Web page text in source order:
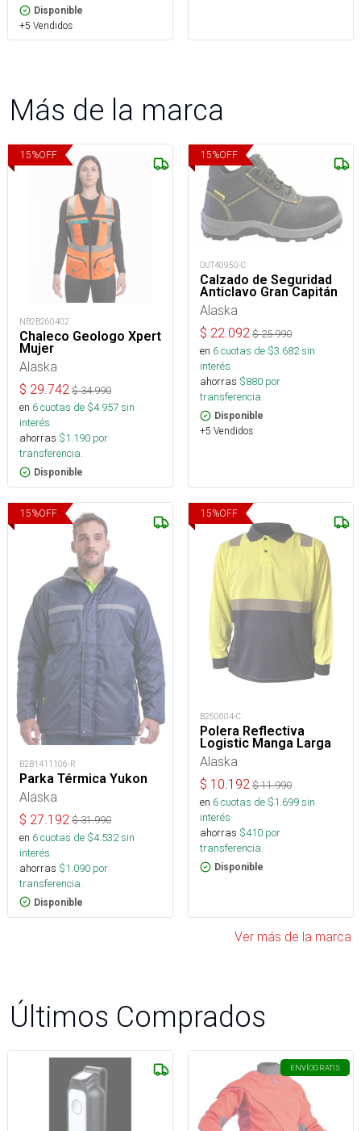
Disponible
+5 Vendidos
Más de la marca
15%OFF
NB2B260402
Chaleco Geologo Xpert
Mujer
Alaska
$ 29.742 $34.990
en 6cuotas de $4.957sin
interés
ahorras $1.190 por
transferencia.
Disponible
15%OFF
OUT40950-C
Calzado de Seguridad
Anticlavo Gran Capitán
Alaska
$ 22.092 $25.990
en 6cuotas de $3.682sin
interés
ahorras $880 por
transferencia.
Disponible
+5 Vendidos
15%OFF
B2B1411106-R
Parka Térmica Yukon
Alaska
$ 27.192 $31.990
en 6cuotas de $4.532sin
interés
ahorras $1.090 por
transferencia.
Disponible
15%OFF
B250604-C
Polera Reflectiva
Logistic Manga Larga
Alaska
$ 10.192 $11.990
en 6cuotas de $1.699sin
interés
ahorras $410 por
transferencia.
Disponible
Ver más de la marca
Últimos Comprados
ENVÍOGRATIS